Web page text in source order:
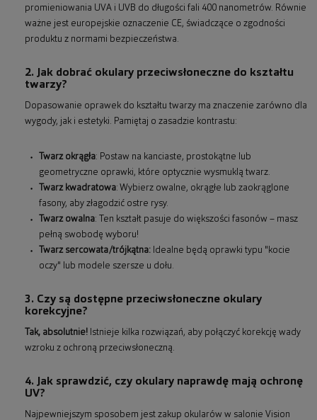
promieniowania UVA i UVB do długości fali 400 nanometrów. Równie
ważne jest europejskie oznaczenie CE, świadczące o zgodności
produktu z normami bezpieczeństwa.
2. Jak dobrać okulary przeciwsłoneczne do kształtu
twarzy?
Dopasowanie oprawek do kształtu twarzy ma znaczenie zarówno dla
wygody, jak i estetyki. Pamiętaj o zasadzie kontrastu:
Twarz okrągła: Postaw na kanciaste, prostokątne lub
geometryczne oprawki, które optycznie wysmuklą twarz.
Twarz kwadratowa: Wybierz owalne, okrągłe lub zaokrąglone
fasony, aby złagodzić ostre rysy.
Twarz owalna: Ten kształt pasuje do większości fasonów – masz
pełną swobodę wyboru!
Twarz sercowata/trójkątna: Idealne będą oprawki typu "kocie
oczy" lub modele szersze u dołu.
3. Czy są dostępne przeciwsłoneczne okulary
korekcyjne?
Tak, absolutnie! Istnieje kilka rozwiązań, aby połączyć korekcję wady
wzroku z ochroną przeciwsłoneczną.
4. Jak sprawdzić, czy okulary naprawdę mają ochronę
UV?
Najpewniejszym sposobem jest zakup okularów w salonie Vision